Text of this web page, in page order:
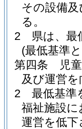
その設備
る。
2
県は、最
(最低基準
第四条
児
及び運営
2
最低基準
福祉施設
運営を低